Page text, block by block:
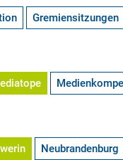
Gremiensitzungen
Neubrandenburg